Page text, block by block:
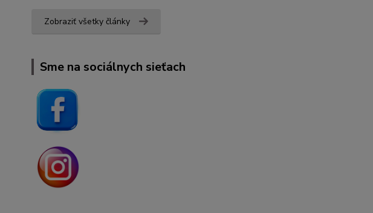
Zobraziť všetky články
Sme na sociálnych sieťach